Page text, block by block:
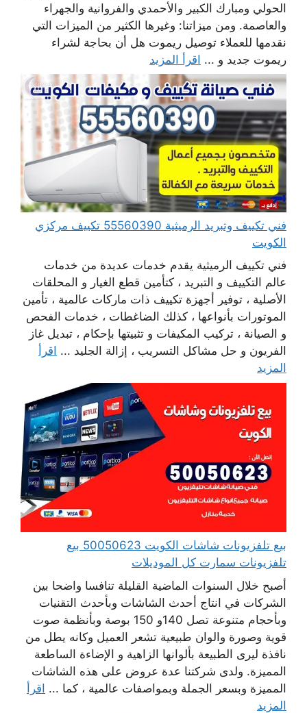
الحولي ومبارك الكبير والأحمدي والفروانية والجهراء
والعاصمة. ومن ميزاتنا: وغيرها الكثير من الميزات التي
نقدمها للعملاء توصيل ريموت هل أن بحاجة لشراء
ريموت جديد و ... اقرأ المزيد
فني تكييف وتبريد الرميثية 55560390 تكييف مركزي
الكويت
فني تكييف الرميثية يقدم خدمات عديدة من خدمات
عالم التكييف و التبريد ، كتأمين قطع الغيار و المحلقات
الأصلية ، توفير أجهزة تكييف ذات ماركات عالمية ، تأمين
الموتورات بأنواعها ، كذلك الضاغطات ، خدمات الفحص
و الصيانة ، تركيب المكيفات و تثبيتها بإحكام ، تبديل غاز
الفريون و حل مشاكل التسريب ، إزالة الجليد ... اقرأ
المزيد
بيع تلفزيونات شاشات الكويت 50050623 بيع
تلفزيونات سمارت كل الموديلات
أصبح خلال السنوات الماضية القليلة تنافسا واضحا بين
الشركات في انتاج أحدث الشاشات وبأحدث التقنيات
وبأحجام متنوعة تصل 140و 150 بوصة وبأنظمة صوت
قوية وصورة والوان طبيعية تشعر العميل وكانه يطل من
نافذة ليرى الطبيعة بألوانها الزاهية و الإضاءة الساطعة
المميزة. ولدى شركتنا عدة عروض على هذه الشاشات
المميزة وبسعر الجملة وبمواصفات عالمية ، كما ... اقرأ
المزيد